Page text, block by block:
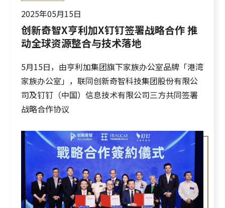
2025年05月15日
创新奇智X亨利加X钉钉签署战略合作 推
动全球资源整合与技术落地
5月15日，由亨利加集团旗下家族办公室品牌「港湾
家族办公室」，联同创新奇智科技集团股份有限公
司及钉钉（中国）信息技术有限公司三方共同签署
战略合作协议